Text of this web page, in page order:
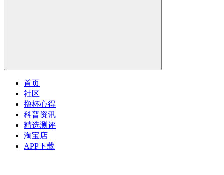
首页
社区
撸杯心得
科普资讯
精选测评
淘宝店
APP下载